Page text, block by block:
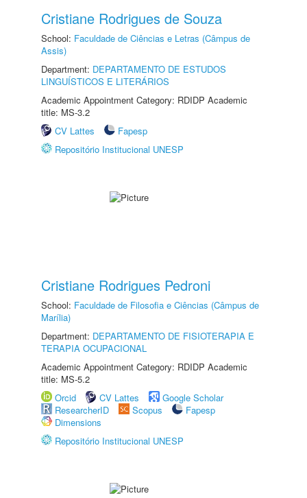
Cristiane Rodrigues de Souza
School: Faculdade de Ciências e Letras (Câmpus de
Assis)
Department: DEPARTAMENTO DE ESTUDOS
LINGUÍSTICOS E LITERÁRIOS
Academic Appointment Category: RDIDP Academic
title: MS-3.2
CV Lattes
Fapesp
Repositório Institucional UNESP
Cristiane Rodrigues Pedroni
School: Faculdade de Filosofia e Ciências (Câmpus de
Marília)
Department: DEPARTAMENTO DE FISIOTERAPIA E
TERAPIA OCUPACIONAL
Academic Appointment Category: RDIDP Academic
title: MS-5.2
Orcid
CV Lattes
Google Scholar
ResearcherID
Scopus
Fapesp
Dimensions
Repositório Institucional UNESP